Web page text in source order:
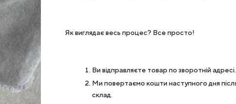
Як виглядає весь процес? Все просто!
Ви відправляєте товар по зворотній адресі.
Ми повертаємо кошти наступного дня
склад.